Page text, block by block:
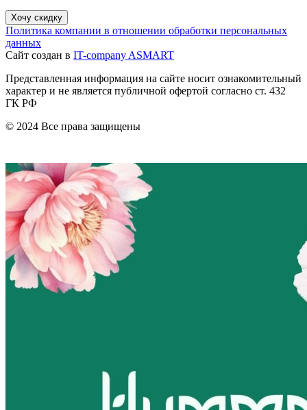
Хочу скидку
Политика компании в отношении обработки персональных
данных
Сайт создан в IT-company ASMART
Представленная информация на сайте носит ознакомительный
характер и не является публичной офертой согласно ст. 432
ГК РФ
© 2024 Все права защищены